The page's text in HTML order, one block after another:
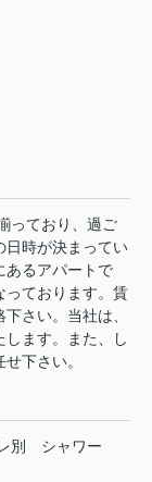
っており、過ご
日時が決まってい
あるアパートで
っております。賃
さい。当社は、
ます。また、し
下さい。
別
シャワー